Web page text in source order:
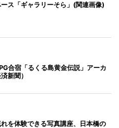
ス「ギャラリーそら」(関連画像)
合宿「るくる島黄金伝説」アーカ
新聞）
を体験できる写真講座、日本橋の